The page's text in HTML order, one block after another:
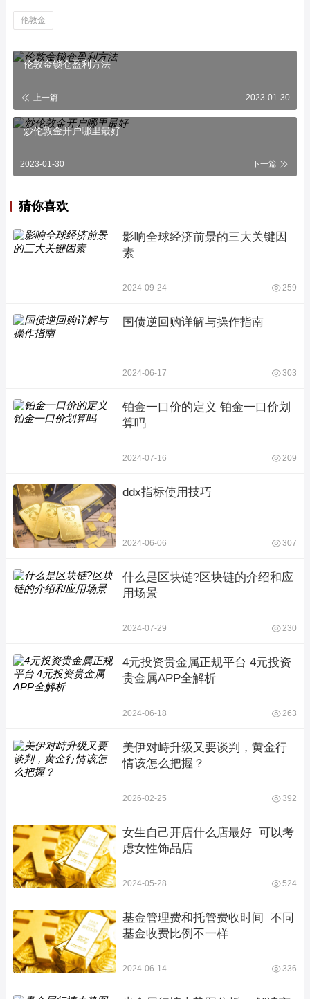
伦敦金
伦敦金锁仓盈利方法
上一篇 2023-01-30
炒伦敦金开户哪里最好
2023-01-30 下一篇
猜你喜欢
影响全球经济前景的三大关键因
素
2024-09-24 259
国债逆回购详解与操作指南
2024-06-17 303
铂金一口价的定义 铂金一口价划
算吗
2024-07-16 209
ddx指标使用技巧
2024-06-06 307
什么是区块链?区块链的介绍和应
用场景
2024-07-29 230
4元投资贵金属正规平台 4元投资
贵金属APP全解析
2024-06-18 263
美伊对峙升级又要谈判，黄金行
情该怎么把握？
2026-02-25 392
女生自己开店什么店最好  可以考
虑女性饰品店
2024-05-28 524
基金管理费和托管费收时间  不同
基金收费比例不一样
2024-06-14 336